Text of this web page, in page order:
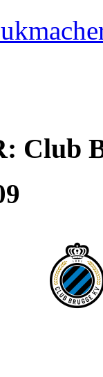
Club